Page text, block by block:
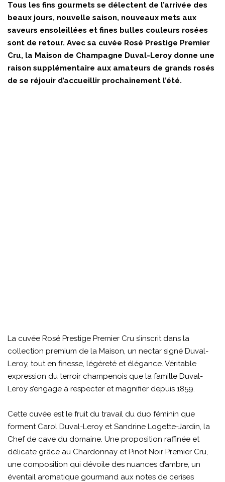
Tous les fins gourmets se délectent de l’arrivée des
beaux jours, nouvelle saison, nouveaux mets aux
saveurs ensoleillées et fines bulles couleurs rosées
sont de retour. Avec sa cuvée Rosé Prestige Premier
Cru, la Maison de Champagne Duval-Leroy donne une
raison supplémentaire aux amateurs de grands rosés
de se réjouir d’accueillir prochainement l’été.
La cuvée Rosé Prestige Premier Cru s’inscrit dans la
collection premium de la Maison, un nectar signé Duval-
Leroy, tout en finesse, légèreté et élégance. Véritable
expression du terroir champenois que la famille Duval-
Leroy s’engage à respecter et magnifier depuis 1859.
Cette cuvée est le fruit du travail du duo féminin que
forment Carol Duval-Leroy et Sandrine Logette-Jardin, la
Chef de cave du domaine. Une proposition raffinée et
délicate grâce au Chardonnay et Pinot Noir Premier Cru,
une composition qui dévoile des nuances d’ambre, un
éventail aromatique gourmand aux notes de cerises